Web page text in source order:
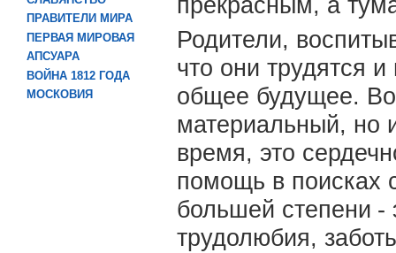
ПРАВИТЕЛИ МИРА
ПЕРВАЯ МИРОВАЯ
АПСУАРА
ВОЙНА 1812 ГОДА
МОСКОВИЯ
прекрасным, а
Родители,
что они трудятся
общее будущее.
материальный, но
время, это
помощь в поисках
большей степени -
трудолюбия,